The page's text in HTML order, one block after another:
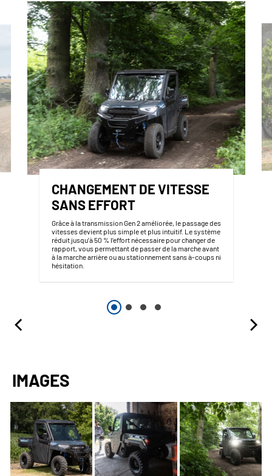
CHANGEMENT DE VITESSE
SANS EFFORT
Grâce à la transmission Gen 2 améliorée, le passage des
vitesses devient plus simple et plus intuitif. Le système
réduit jusqu’à 50 % l’effort nécessaire pour changer de
rapport, vous permettant de passer de la marche avant
à la marche arrière ou au stationnement sans à-coups ni
hésitation.
IMAGES